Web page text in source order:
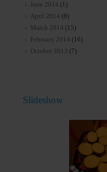
June 2014 (1)
April 2014 (8)
March 2014 (15)
February 2014 (16)
October 2013 (7)
Slideshow